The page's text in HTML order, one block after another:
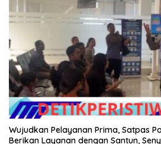
Wujudkan Pelayanan Prima, Satpas
Berikan Layanan dengan Santun,